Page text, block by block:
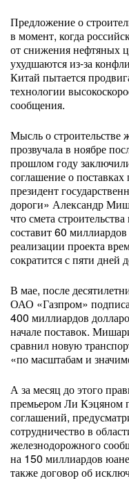
Предложение о
в момент, когда
от снижения нефтяных
ухудшаются из-за
Китай пытается
технологии
сообщения.
Мысль о строительстве
прозвучала в ноябре
прошлом году
соглашение о
президент
дороги» Александр
что смета
составит 60
реализации проекта
сократится с пяти дней
В мае, после
ОАО «Газпром»
400 миллиардов
начале поставок.
сравнил новую
«по масштабам и
А за месяц до этого
премьером Ли Кэцяном
соглашений,
сотрудничество в
железнодорожного
на 150 миллиардов
также договор об